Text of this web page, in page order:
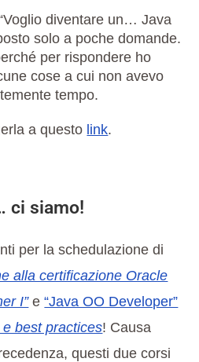
diventare un… Java
solo a poche domande.
per rispondere ho
cose a cui non avevo
tempo.
a questo link.
ci siamo!
per la schedulazione di
alla certificazione Oracle
I”e“Java OO Developer”
best practices! Causa
questi due corsi